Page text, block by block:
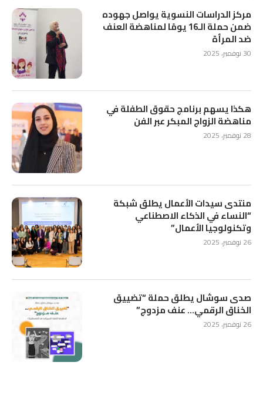
مركز الدراسات النسوية يواصل جهوده
ضمن حملة الـ16 يومًا لمناهضة العنف
ضد المرأة
30 نوفمبر، 2025
هكذا يسهم برنامج حقوق الطفلة في
مناهضة الزواج المبكر عبر الفن
28 نوفمبر، 2025
منتدى سيدات الأعمال يطلق شبكة
“النساء في الذكاء الاصطناعي
وتكنولوجيا الأعمال”
26 نوفمبر، 2025
صدى سوشال يطلق حملة “تضييق
الخناق الرقمي… عنف مزدوج”
26 نوفمبر، 2025